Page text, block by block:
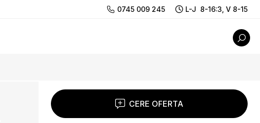
0745 009 245 L-J 8-16:3, V 8-15
CERE OFERTA